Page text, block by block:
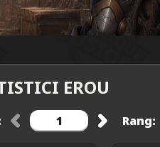
EROU
Rang: